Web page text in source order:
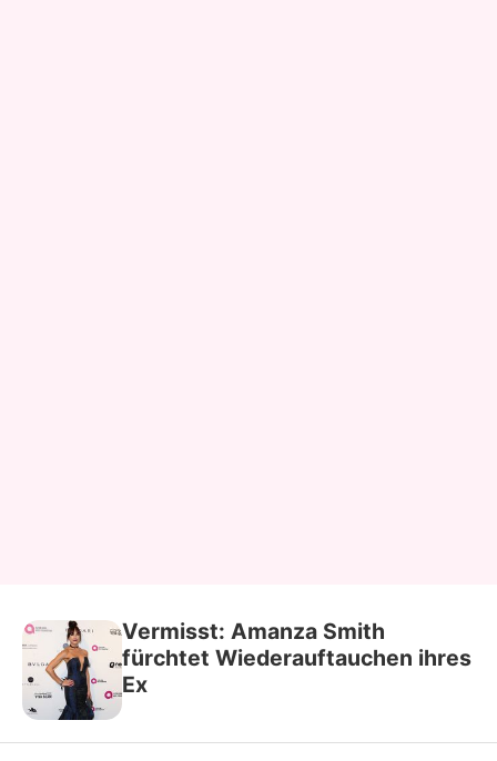
Vermisst: Amanza Smith
fürchtet Wiederauftauchen ihres
Ex